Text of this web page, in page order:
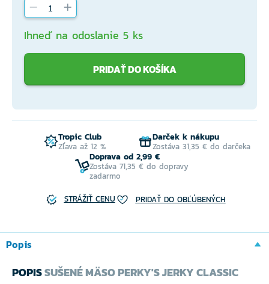
Ihneď na odoslanie 5 ks
PRIDAŤ DO KOŠÍKA
Tropic Club
Zľava až 12 %
Darček k nákupu
Zostáva 31,35 € do darčeka
Doprava od 2,99 €
Zostáva 71,35 € do dopravy
zadarmo
STRÁŽIŤ CENU
PRIDAŤ DO OBĽÚBENÝCH
Popis
POPISSUŠENÉ MÄSO PERKY'S JERKY CLASSIC